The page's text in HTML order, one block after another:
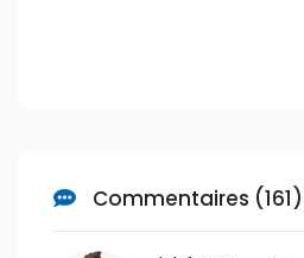
Commentaires (161)